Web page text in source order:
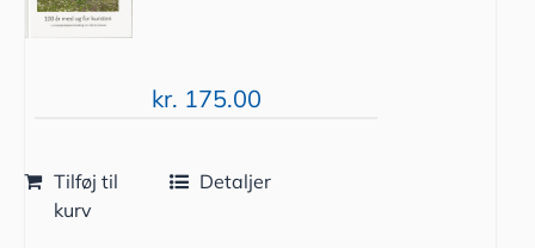
kr. 175.00
Tilføj til
kurv
Detaljer